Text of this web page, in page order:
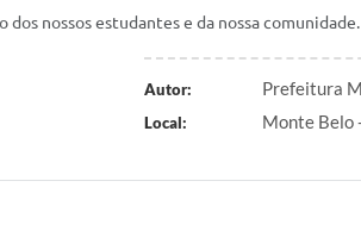
nossos estudantes e da nossa comunidade.
Autor: Prefeitura
Local: Monte Belo